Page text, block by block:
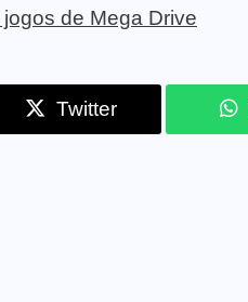
jogos de Mega Drive
Twitter